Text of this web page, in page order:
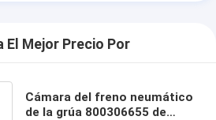
El Mejor Precio Por
Cámara del freno neumático
de la grúa 800306655 de